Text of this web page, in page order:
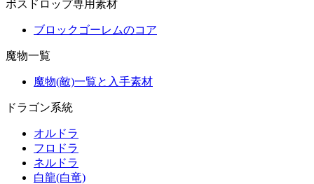
ボスドロップ専用素材
ブロックゴーレムのコア
魔物一覧
魔物(敵)一覧と入手素材
ドラゴン系統
オルドラ
フロドラ
ネルドラ
白龍(白竜)